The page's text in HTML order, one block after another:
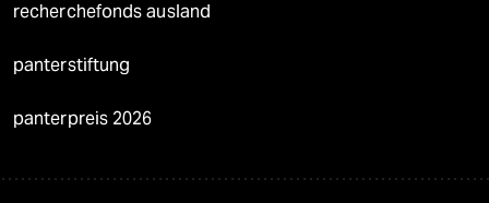
recherchefonds ausland
panterstiftung
panterpreis 2026